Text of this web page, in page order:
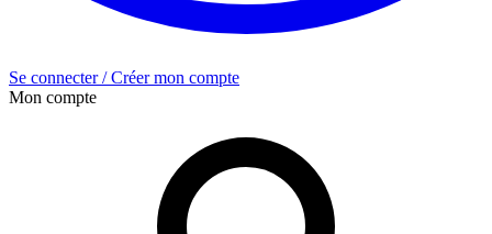
Se connecter / Créer mon compte
Mon compte